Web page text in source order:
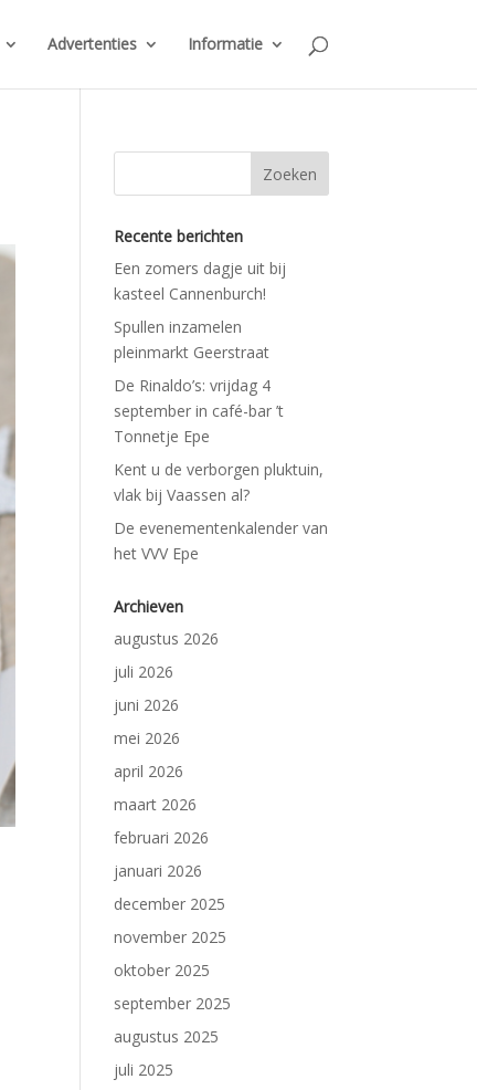
Advertenties Informatie
Recente berichten
Een zomers dagje uit bij
kasteel Cannenburch!
Spullen inzamelen
pleinmarkt Geerstraat
De Rinaldo’s: vrijdag 4
september in café-bar ’t
Tonnetje Epe
Kent u de verborgen pluktuin,
vlak bij Vaassen al?
De evenementenkalender van
het VVV Epe
Archieven
augustus 2026
juli 2026
juni 2026
mei 2026
april 2026
maart 2026
februari 2026
januari 2026
december 2025
november 2025
oktober 2025
september 2025
augustus 2025
juli 2025